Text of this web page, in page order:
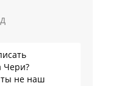
и приятно …
Чери?
ты не наш